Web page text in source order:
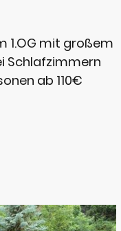
1.OG mit großem
Schlafzimmern
ab 110€